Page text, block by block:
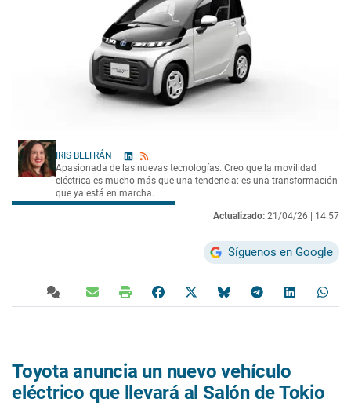
IRIS BELTRÁN
Apasionada de las nuevas tecnologías. Creo que la movilidad
eléctrica es mucho más que una tendencia: es una transformación
que ya está en marcha.
Actualizado: 21/04/26 | 14:57
Síguenos en Google
Toyota anuncia un nuevo vehículo
eléctrico que llevará al Salón de Tokio